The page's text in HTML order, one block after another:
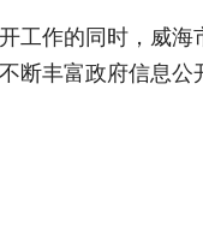
作的同时，威海
断丰富政府信息